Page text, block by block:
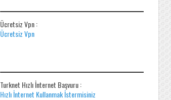
Ücretsiz Vpn :
Ücretsiz Vpn
Turknet Hızlı İnternet Başvuru :
Hızlı İnternet Kullanmak İstermisiniz